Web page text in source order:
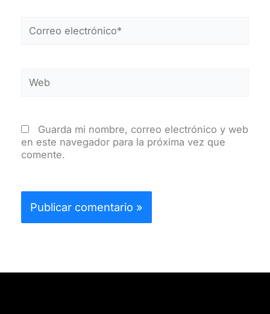
electrónico*
Guarda mi nombre, correo electrónico y web
en este navegador para la próxima vez que
comente.